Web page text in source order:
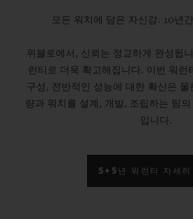
모든 워치에 담은 자신감. 10년
위블로에서, 신뢰는 정교하게 완성됩
런티로 더욱 확고해집니다. 이번 워런
구성, 전반적인 성능에 대한 확신은 물
량과 워치를 설계, 개발, 조립하는 팀
입니다.
5+5년 워런티 자세히